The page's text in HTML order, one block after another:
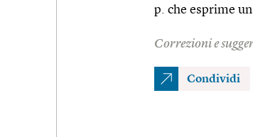
p. che esprime
Correzioni e
Condividi